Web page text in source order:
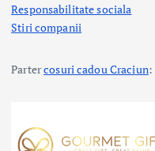
Responsabilitate sociala
Stiri companii
Partercosuri cadou Craciun: